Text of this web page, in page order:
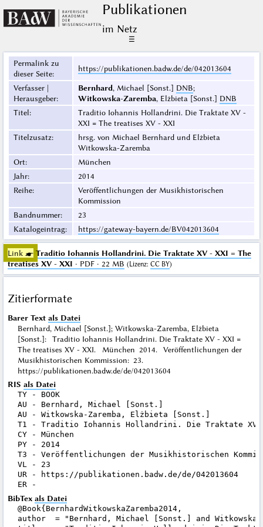
Publikationen
im Netz
☰
Permalink zu
dieser Seite:
https://publikationen.badw.de/de/042013604
Verfasser |
Herausgeber:
Bernhard, Michael [Sonst.] DNB;
Witkowska-Zaremba, Elżbieta [Sonst.] DNB
Titel:
Traditio Iohannis Hollandrini. Die Traktate XV -
XXI = The treatises XV - XXI
Titelzusatz:
hrsg. von Michael Bernhard und Elżbieta
Witkowska-Zaremba
Ort:
München
Jahr:
2014
Reihe:
Veröffentlichungen der Musikhistorischen
Kommission
Bandnummer:
23
Katalogeintrag: https://gateway-bayern.de/BV042013604
Link ☛ Traditio Iohannis Hollandrini. Die Traktate XV - XXI = The
treatises XV - XXI · PDF · 22 MB (Lizenz: CC BY)
Zitierformate
Barer Text als Datei
Bernhard, Michael [Sonst.]; Witkowska-Zaremba, Elżbieta
[Sonst.]: Traditio Iohannis Hollandrini. Die Traktate XV - XXI =
The treatises XV - XXI. München 2014. Veröffentlichungen der
Musikhistorischen Kommission: 23.
https://publikationen.badw.de/de/042013604
RIS als Datei
TY - BOOK
AU - Bernhard, Michael [Sonst.]
AU - Witkowska-Zaremba, Elżbieta [Sonst.]
T1 - Traditio Iohannis Hollandrini. Die Traktate XV
CY - München
PY - 2014
T3 - Veröffentlichungen der Musikhistorischen
VL - 23
UR - https://publikationen.badw.de/de/042013604
BibTex als Datei
@Book{BernhardWitkowskaZaremba2014,
author  = "Bernhard, Michael [Sonst.] and